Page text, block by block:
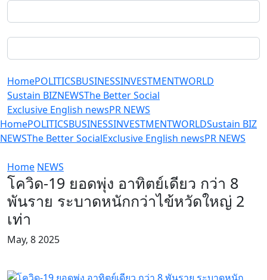
HomePOLITICSBUSINESSINVESTMENTWORLD
Sustain BIZNEWSThe Better Social
Exclusive English newsPR NEWS
HomePOLITICSBUSINESSINVESTMENTWORLDSustain BIZ
NEWSThe Better SocialExclusive English newsPR NEWS
Home NEWS
โควิด-19 ยอดพุ่ง อาทิตย์เดียว กว่า 8
พันราย ระบาดหนักกว่าไข้หวัดใหญ่ 2
เท่า
May, 8 2025